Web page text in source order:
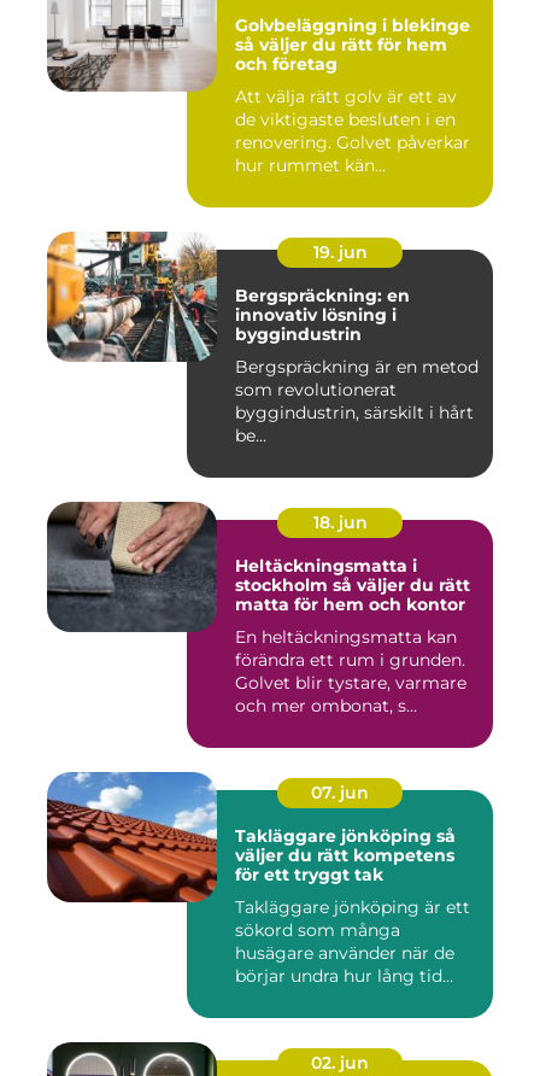
Golvbeläggning i blekinge
så väljer du rätt för hem
och företag
Att välja rätt golv är ett av
de viktigaste besluten i en
renovering. Golvet påverkar
hur rummet kän...
19. jun
Bergspräckning: en
innovativ lösning i
byggindustrin
Bergspräckning är en metod
som revolutionerat
byggindustrin, särskilt i hårt
be...
18. jun
Heltäckningsmatta i
stockholm så väljer du rätt
matta för hem och kontor
En heltäckningsmatta kan
förändra ett rum i grunden.
Golvet blir tystare, varmare
och mer ombonat, s...
07. jun
Takläggare jönköping så
väljer du rätt kompetens
för ett tryggt tak
Takläggare jönköping är ett
sökord som många
husägare använder när de
börjar undra hur lång tid
02. jun